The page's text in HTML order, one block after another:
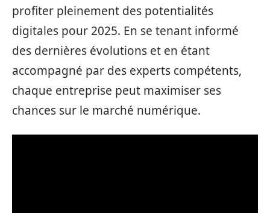
profiter pleinement des potentialités
digitales pour 2025. En se tenant informé
des dernières évolutions et en étant
accompagné par des experts compétents,
chaque entreprise peut maximiser ses
chances sur le marché numérique.